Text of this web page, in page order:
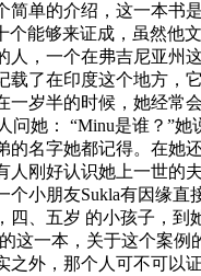
单的介绍，这一本书
十个能够来证成，虽
，一个在弗吉尼亚
了在印度这个地方，
一岁半的时候，她经
她： “Minu是谁？”
名字她都记得。在
刚好认识她上一世的
小朋友Sukla有因缘直
、五岁 的小孩子，
这一本，关于这个案
外，那个人可不可